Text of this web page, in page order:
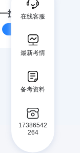
扶面试在线客服
最新考情
备考资料
17386542
264